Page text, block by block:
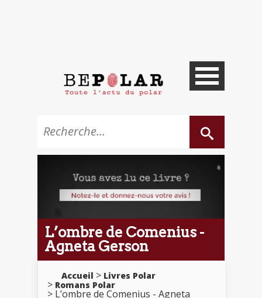
L’ombre de Comenius -
Agneta Gerson
Accueil
Livres Polar
Romans Polar
L’ombre de Comenius - Agneta